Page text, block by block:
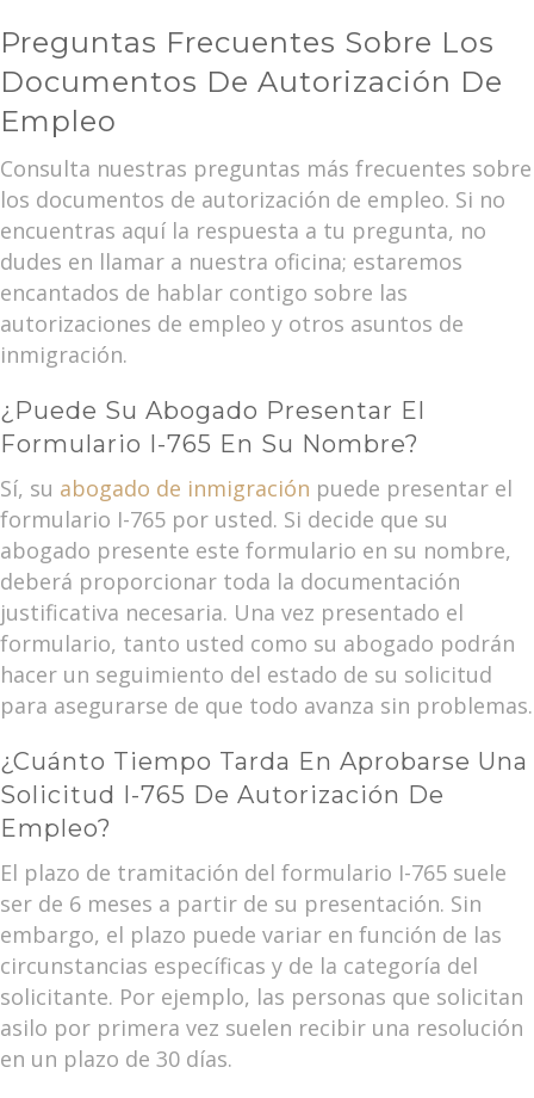
Preguntas Frecuentes Sobre Los
Documentos De Autorización De
Empleo
Consulta nuestras preguntas más frecuentes sobre
los documentos de autorización de empleo. Si no
encuentras aquí la respuesta a tu pregunta, no
dudes en llamar a nuestra oficina; estaremos
encantados de hablar contigo sobre las
autorizaciones de empleo y otros asuntos de
inmigración.
¿Puede Su Abogado Presentar El
Formulario I-765 En Su Nombre?
Sí, su abogado de inmigración puede presentar el
formulario I-765 por usted. Si decide que su
abogado presente este formulario en su nombre,
deberá proporcionar toda la documentación
justificativa necesaria. Una vez presentado el
formulario, tanto usted como su abogado podrán
hacer un seguimiento del estado de su solicitud
para asegurarse de que todo avanza sin problemas.
¿Cuánto Tiempo Tarda En Aprobarse Una
Solicitud I-765 De Autorización De
Empleo?
El plazo de tramitación del formulario I-765 suele
ser de 6 meses a partir de su presentación. Sin
embargo, el plazo puede variar en función de las
circunstancias específicas y de la categoría del
solicitante. Por ejemplo, las personas que solicitan
asilo por primera vez suelen recibir una resolución
en un plazo de 30 días.